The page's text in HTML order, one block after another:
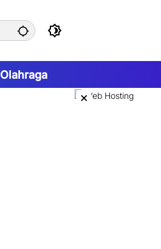
Olahraga
×